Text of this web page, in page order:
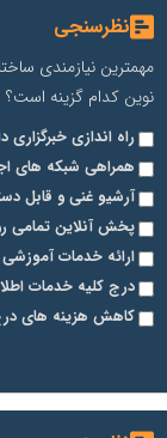
نظرسنجی
مهمترین نیازمندی
نوین کدام گزینه است؟
راه اندازی خبرگزاری
همراهی شبکه های
آرشیو غنی و قابل
پخش آنلاین تمامی
ارائه خدمات
درج کلیه خدمات
کاهش هزینه های